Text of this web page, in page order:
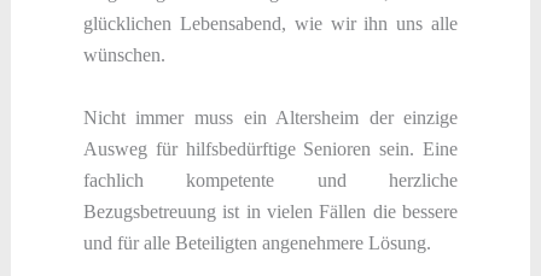
glücklichen Lebensabend, wie wir ihn uns alle
wünschen.
Nicht immer muss ein Altersheim der einzige
Ausweg für hilfsbedürftige Senioren sein. Eine
fachlich kompetente und herzliche
Bezugsbetreuung ist in vielen Fällen die bessere
und für alle Beteiligten angenehmere Lösung.